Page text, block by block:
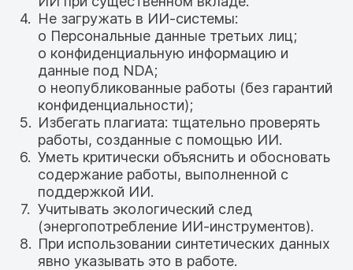
Не загружать в ИИ-системы:
o Персональные данные третьих лиц;
o конфиденциальную информацию и
данные под NDA;
o неопубликованные работы (без гарантий
конфиденциальности);
Избегать плагиата: тщательно проверять
работы, созданные с помощью ИИ.
Уметь критически объяснить и обосновать
содержание работы, выполненной с
поддержкой ИИ.
Учитывать экологический след
(энергопотребление ИИ-инструментов).
При использовании синтетических данных
явно указывать это в работе.